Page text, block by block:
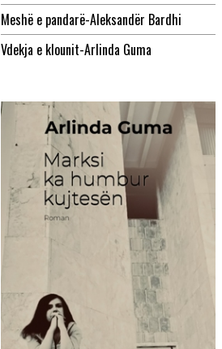
Meshë e pandarë-Aleksandër Bardhi
Vdekja e klounit-Arlinda Guma